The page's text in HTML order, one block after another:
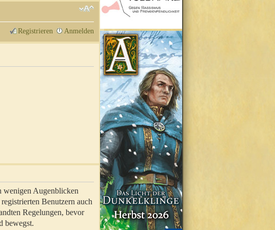
Registrieren Anmelden
wenigen Augenblicken
Benutzern auch
Regelungen, bevor
bewegst.